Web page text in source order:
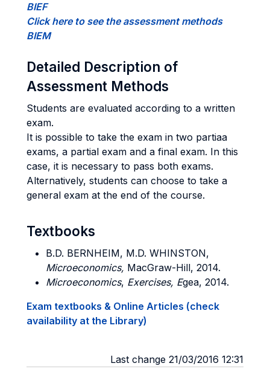
BIEF
Click here to see the assessment methods
BIEM
Detailed Description of
Assessment Methods
Students are evaluated according to a written
exam.
It is possible to take the exam in two partiaa
exams, a partial exam and a final exam. In this
case, it is necessary to pass both exams.
Alternatively, students can choose to take a
general exam at the end of the course.
Textbooks
B.D. BERNHEIM, M.D. WHINSTON,
Microeconomics, MacGraw-Hill, 2014.
Microeconomics, Exercises, Egea, 2014.
Exam textbooks & Online Articles (check
availability at the Library)
Last change 21/03/2016 12:31